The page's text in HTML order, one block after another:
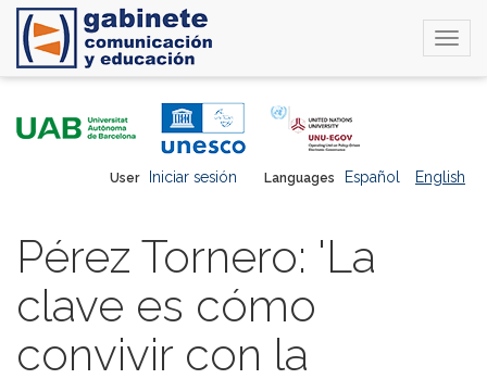
Languages Español English
User Iniciar sesión
Pérez Tornero: 'La
clave es cómo
convivir con la